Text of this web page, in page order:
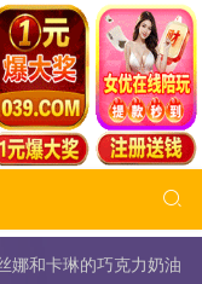

娜和卡琳的巧克力奶油